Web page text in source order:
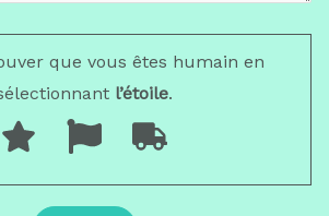
que vous êtes humain en
l’étoile.